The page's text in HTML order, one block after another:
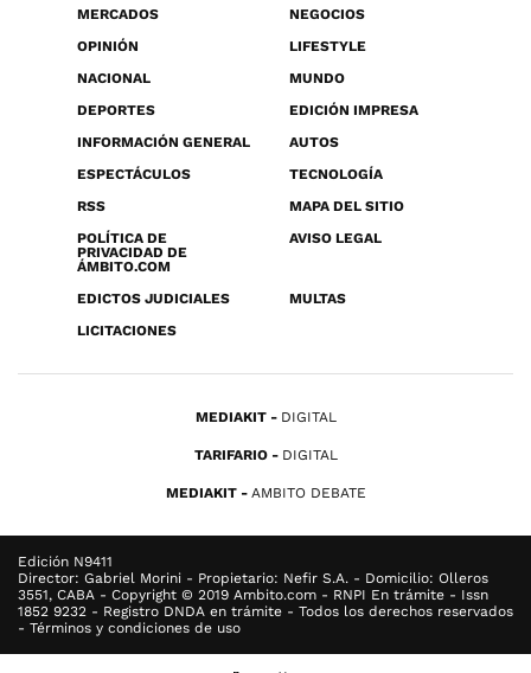
MERCADOS
NEGOCIOS
OPINIÓN
LIFESTYLE
NACIONAL
MUNDO
DEPORTES
EDICIÓN IMPRESA
INFORMACIÓN GENERAL
AUTOS
ESPECTÁCULOS
TECNOLOGÍA
RSS
MAPA DEL SITIO
POLÍTICA DE
PRIVACIDAD DE
ÁMBITO.COM
AVISO LEGAL
EDICTOS JUDICIALES
MULTAS
LICITACIONES
MEDIAKIT DIGITAL
TARIFARIO DIGITAL
MEDIAKIT AMBITO DEBATE
Edición N9411
Director: Gabriel Morini - Propietario: Nefir S.A. - Domicilio: Olleros
3551, CABA - Copyright © 2019 Ambito.com - RNPI En trámite - Issn
1852 9232 - Registro DNDA en trámite - Todos los derechos reservados
- Términos y condiciones de uso